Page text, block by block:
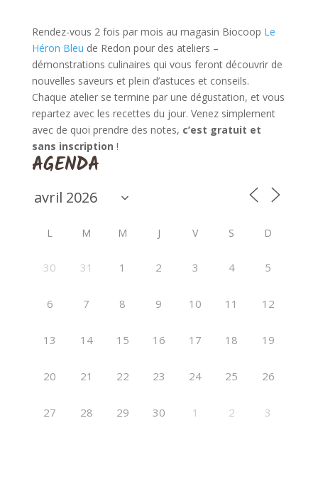
Rendez-vous 2 fois par mois au magasin Biocoop Le
Héron Bleu de Redon pour des ateliers –
démonstrations culinaires qui vous feront découvrir de
nouvelles saveurs et plein d’astuces et conseils.
Chaque atelier se termine par une dégustation, et vous
repartez avec les recettes du jour. Venez simplement
avec de quoi prendre des notes, c’est gratuit et
sans inscription !
AGENDA
L M M J V S D
30 31 1 2 3 4 5
6 7 8 9 10 11 12
13 14 15 16 17 18 19
20 21 22 23 24 25 26
27 28 29 30 1 2 3